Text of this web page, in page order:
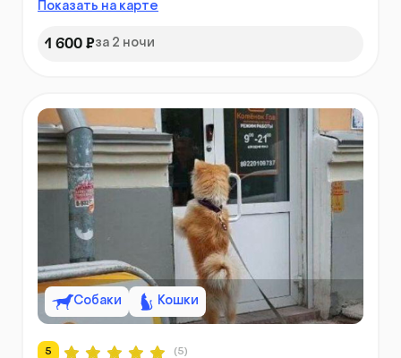
Показать на карте
1 600 ₽за 2 ночи
Собаки Кошки
5 (5)